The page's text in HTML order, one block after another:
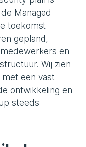
Managed
toekomst
gepland,
en
Wij zien
een vast
ontwikkeling en
steeds